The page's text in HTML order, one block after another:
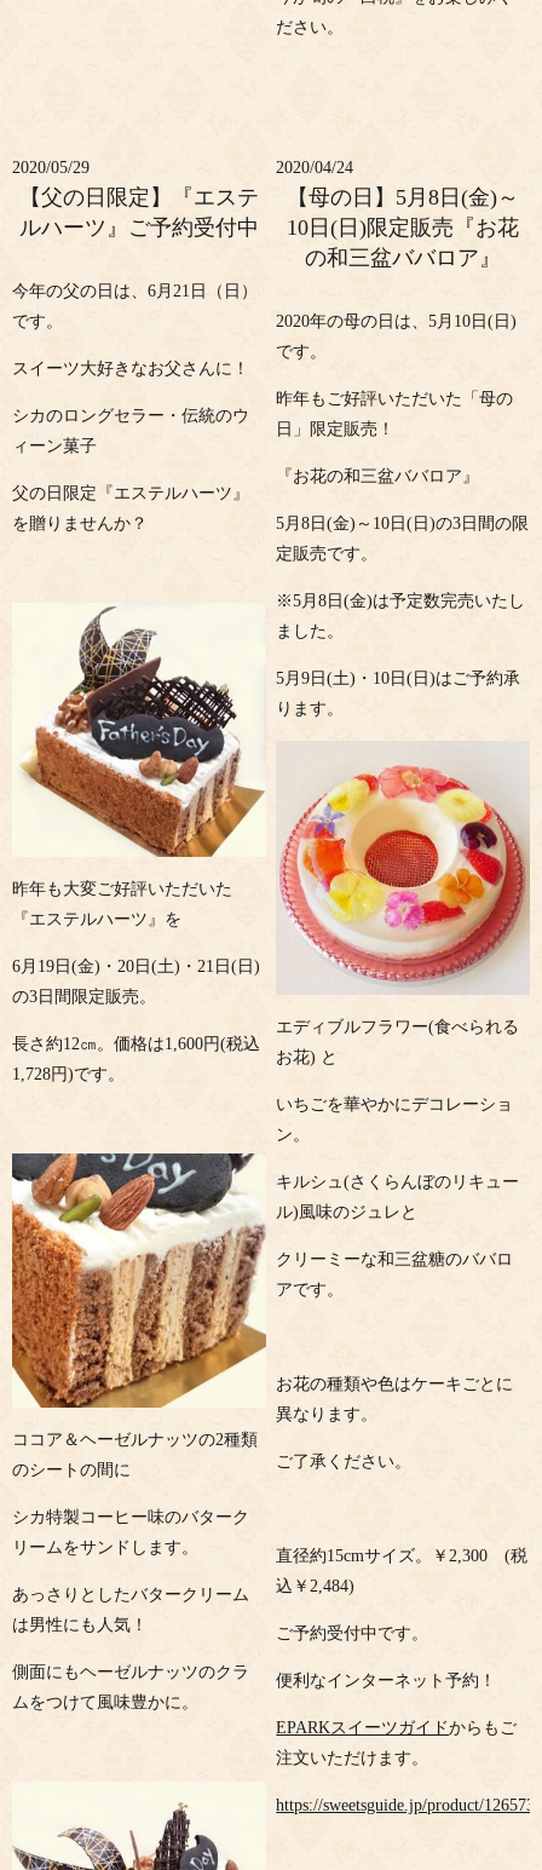
ださい。
2020/05/29
【父の日限定】『エステ
ルハーツ』ご予約受付中
今年の父の日は、6月21日（日）
です。
スイーツ大好きなお父さんに！
シカのロングセラー・伝統のウ
ィーン菓子
父の日限定『エステルハーツ』
を贈りませんか？
昨年も大変ご好評いただいた
『エステルハーツ』を
6月19日(金)・20日(土)・21日(日)
の3日間限定販売。
長さ約12㎝。価格は1,600円(税込
1,728円)です。
ココア＆ヘーゼルナッツの2種類
のシートの間に
シカ特製コーヒー味のバターク
リームをサンドします。
あっさりとしたバタークリーム
は男性にも人気！
側面にもヘーゼルナッツのクラ
ムをつけて風味豊かに。
2020/04/24
【母の日】5月8日(金)～
10日(日)限定販売『お花
の和三盆ババロア』
2020年の母の日は、5月10日(日)
です。
昨年もご好評いただいた「母の
日」限定販売！
『お花の和三盆ババロア』
5月8日(金)～10日(日)の3日間の限
定販売です。
※5月8日(金)は予定数完売いたし
ました。
5月9日(土)・10日(日)はご予約承
ります。
エディブルフラワー(食べられる
お花) と
いちごを華やかにデコレーショ
ン。
キルシュ(さくらんぼのリキュー
ル)風味のジュレと
クリーミーな和三盆糖のババロ
アです。
お花の種類や色はケーキごとに
異なります。
ご了承ください。
直径約15cmサイズ。￥2,300 (税
込￥2,484)
ご予約受付中です。
便利なインターネット予約！
EPARKスイーツガイドからもご
注文いただけます。
https://sweetsguide.jp/product/126573